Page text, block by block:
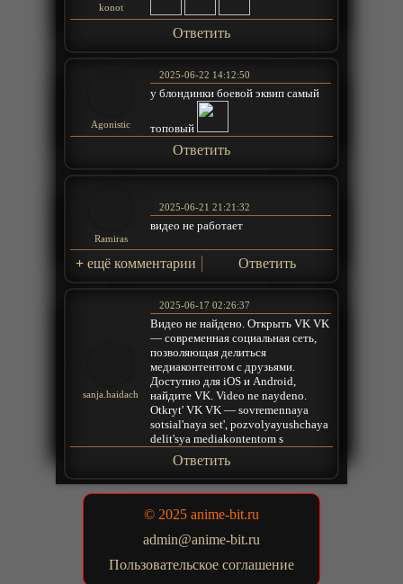
konot
Ответить
Agonistic
2025-06-22 14:12:50
у блондинки боевой эквип самый
топовый
Ответить
Ramiras
2025-06-21 21:21:32
видео не работает
+ ещё комментарии Ответить
sanja.haidach
2025-06-17 02:26:37
Видео не найдено. Открыть VK VK
— современная социальная сеть,
позволяющая делиться
медиаконтентом с друзьями.
Доступно для iOS и Android,
найдите VK. Video ne naydeno.
Otkryt' VK VK — sovremennaya
sotsial'naya set', pozvolyayushchaya
delit'sya mediakontentom s
Ответить
© 2025 anime-bit.ru
admin@anime-bit.ru
Пользовательское соглашение